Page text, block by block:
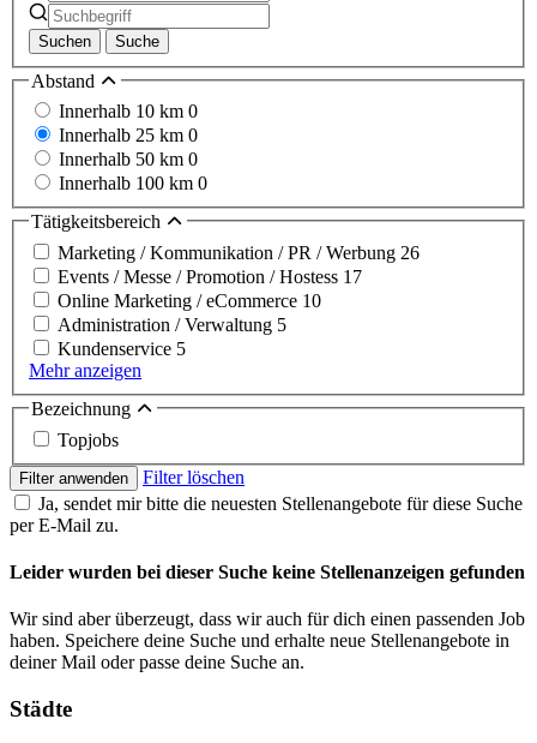
Suchen Suche
Abstand
Innerhalb 10 km 0
Innerhalb 25 km 0
Innerhalb 50 km 0
Innerhalb 100 km 0
Tätigkeitsbereich
Marketing / Kommunikation / PR / Werbung 26
Events / Messe / Promotion / Hostess 17
Online Marketing / eCommerce 10
Administration / Verwaltung 5
Kundenservice 5
Mehr anzeigen
Bezeichnung
Topjobs
Filter anwenden
Filter löschen
Ja, sendet mir bitte die neuesten Stellenangebote für diese Suche
per E-Mail zu.
Leider wurden bei dieser Suche keine Stellenanzeigen gefunden
Wir sind aber überzeugt, dass wir auch für dich einen passenden Job
haben. Speichere deine Suche und erhalte neue Stellenangebote in
deiner Mail oder passe deine Suche an.
Städte